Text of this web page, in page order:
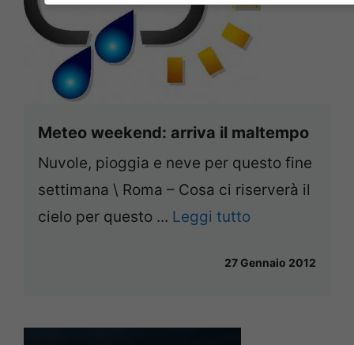
Meteo weekend: arriva il maltempo
Nuvole, pioggia e neve per questo fine
settimana \ Roma – Cosa ci riserverà il
cielo per questo ... Leggi tutto
27 Gennaio 2012